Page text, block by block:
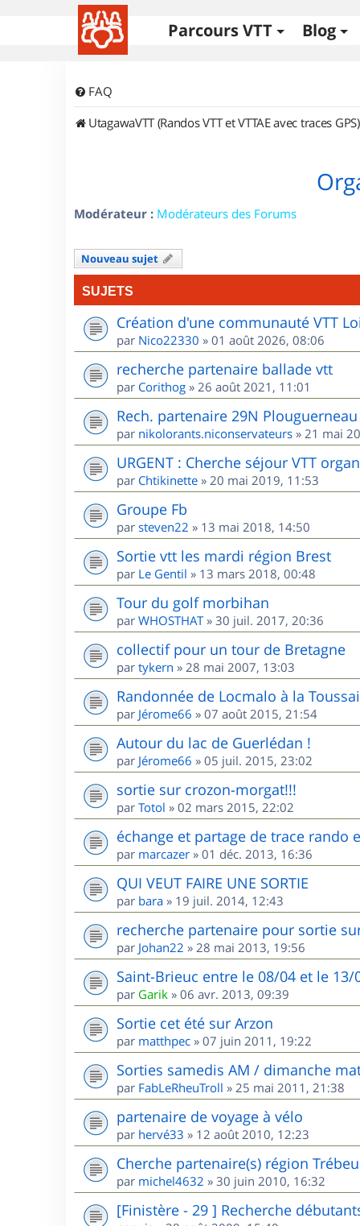
Parcours VTT Blog
FAQ
UtagawaVTT (Randos VTT et VTTAE avec traces GPS)
Modérateur : Modérateurs des Forums
Nouveau sujet
SUJETS
Création d'une communauté VTT
par Nico22330 » 01 août 2026, 08:06
recherche partenaire ballade vtt
par Corithog » 26 août 2021, 11:01
Rech. partenaire 29N
par nikolorants.niconservateurs » 21 mai
URGENT : Cherche séjour VTT
par Chtikinette » 20 mai 2019, 11:53
Groupe Fb
par steven22 » 13 mai 2018, 14:50
Sortie vtt les mardi région Brest
par Le Gentil » 13 mars 2018, 00:48
Tour du golf morbihan
par WHOSTHAT» 30 juil. 2017, 20:36
collectif pour un tour de Bretagne
par tykern » 28 mai 2007, 13:03
Randonnée de Locmalo à la
par Jérome66 » 07 août 2015, 21:54
Autour du lac de Guerlédan !
par Jérome66 » 05 juil. 2015, 23:02
sortie sur crozon-morgat!!!
par Totol » 02 mars 2015, 22:02
échange et partage de trace rando
par marcazer » 01 déc. 2013, 16:36
QUI VEUT FAIRE UNE SORTIE
par bara » 19 juil. 2014, 12:43
recherche partenaire pour sortie
par Johan22 » 28 mai 2013, 19:56
Saint-Brieuc entre le 08/04 et le 13/
par Garik » 06 avr. 2013, 09:39
Sortie cet été sur Arzon
par matthpec » 07 juin 2011, 19:22
Sorties samedis AM / dimanche
par FabLeRheuTroll » 25 mai 2011, 21:38
partenaire de voyage à vélo
par hervé33 » 12 août 2010, 12:23
Cherche partenaire(s) région
par michel4632 » 30 juin 2010, 16:32
[Finistère - 29 ] Recherche